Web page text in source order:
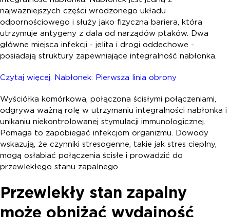
najważniejszych części wrodzonego układu
odpornościowego i służy jako fizyczna bariera, która
utrzymuje antygeny z dala od narządów ptaków. Dwa
główne miejsca infekcji - jelita i drogi oddechowe -
posiadają struktury zapewniające integralność nabłonka.
Czytaj więcej: Nabłonek: Pierwsza linia obrony
Wyściółka komórkowa, połączona ścisłymi połączeniami,
odgrywa ważną rolę w utrzymaniu integralności nabłonka i
unikaniu niekontrolowanej stymulacji immunologicznej.
Pomaga to zapobiegać infekcjom organizmu. Dowody
wskazują, że czynniki stresogenne, takie jak stres cieplny,
mogą osłabiać połączenia ścisłe i prowadzić do
przewlekłego stanu zapalnego.
Przewlekły stan zapalny
może obniżać wydajność